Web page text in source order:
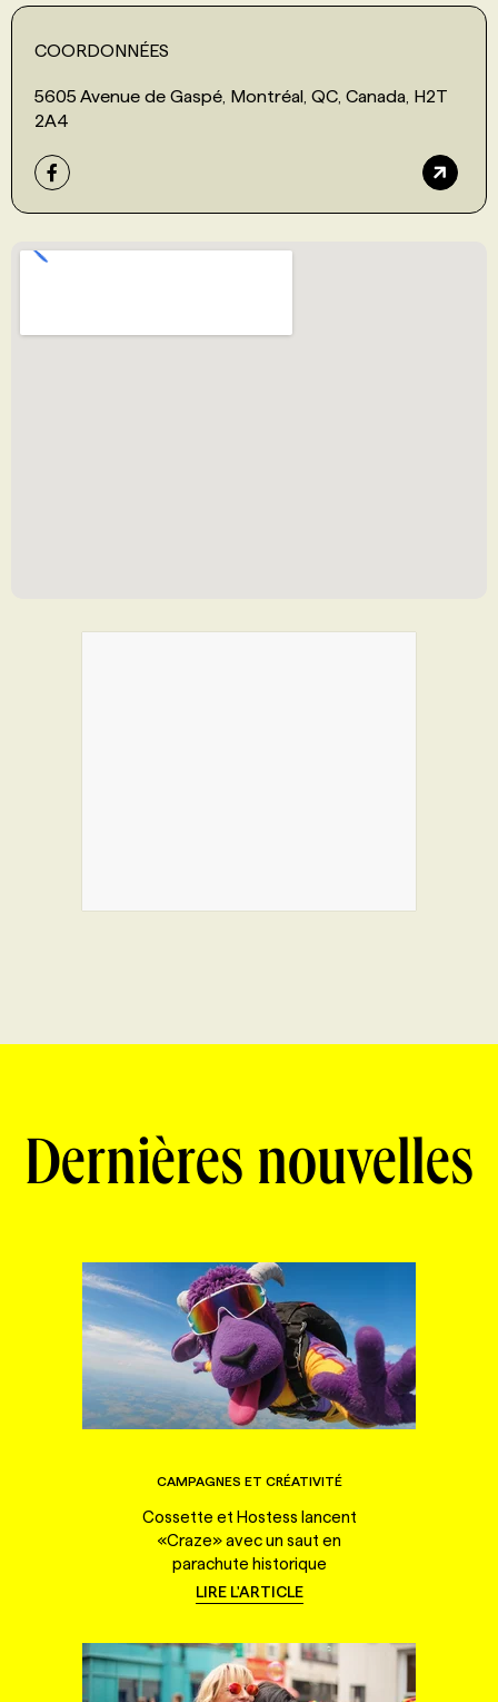
COORDONNÉES
5605 Avenue de Gaspé, Montréal, QC, Canada, H2T
2A4
Dernières nouvelles
CAMPAGNES ET CRÉATIVITÉ
Cossette et Hostess lancent
«Craze» avec un saut en
parachute historique
LIRE L'ARTICLE